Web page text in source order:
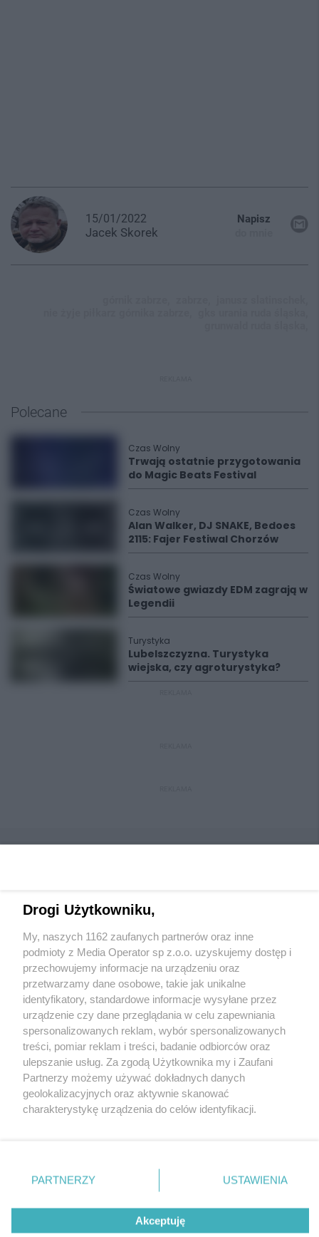
15/01/2022
Jacek Skorek
Napisz
Polecane
Czas Wolny
Trwają ostatnie przygotowania
do Magic Beats Festival
Czas Wolny
Alan Walker, DJ SNAKE, Bedoes
2115: Fajer Festiwal Chorzów
Czas Wolny
Światowe gwiazdy EDM zagrają w
Legendii
Turystyka
Lubelszczyzna. Turystyka
wiejska, czy agroturystyka?
Wydawca mediów
Nie zapomnij
zapoznać się z:
polityką prywatności regulamin korzystania z portali
Twojemiasto
Piekary Śląskie
Chorzów
Tarnowskie Góry
Ruda Śląska
Świętochłowice
Zagłębie
Skontakuj sięz nami
Kontakt
Wydawca
Redakcja
Reklama
Drogi Użytkowniku,
My, naszych 1162 zaufanych partnerów oraz inne
podmioty z Media Operator sp z.o.o. uzyskujemy dostęp i
przechowujemy informacje na urządzeniu oraz
przetwarzamy dane osobowe, takie jak unikalne
identyfikatory, standardowe informacje wysyłane przez
urządzenie czy dane przeglądania w celu zapewniania
spersonalizowanych reklam, wybór spersonalizowanych
treści, pomiar reklam i treści, badanie odbiorców oraz
ulepszanie usług. Za zgodą Użytkownika my i Zaufani
Partnerzy możemy używać dokładnych danych
geolokalizacyjnych oraz aktywnie skanować
charakterystykę urządzenia do celów identyfikacji.
zmienić/wycofać klikając przycisk ustawień prywatności
znajdujący się w lewym dolnym rogu strony
rodzaje przetwarzania danych nie wymagają zgody
użytkownika, ale masz prawo sprzeciwić się takiemu
PARTNERZY USTAWIENIA
Akceptuję